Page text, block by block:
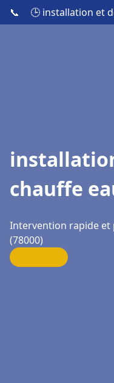
📞 🕒 installation et
chauffe
Intervention rapide et
(78000)